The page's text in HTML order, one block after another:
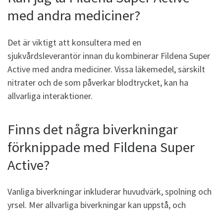
med andra mediciner?
Det är viktigt att konsultera med en
sjukvårdsleverantör innan du kombinerar Fildena Super
Active med andra mediciner. Vissa läkemedel, särskilt
nitrater och de som påverkar blodtrycket, kan ha
allvarliga interaktioner.
Finns det några biverkningar
förknippade med Fildena Super
Active?
Vanliga biverkningar inkluderar huvudvärk, spolning och
yrsel. Mer allvarliga biverkningar kan uppstå, och